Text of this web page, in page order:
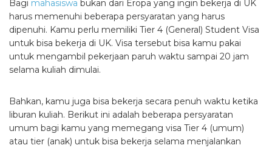
Bagi mahasiswa bukan dari Eropa yang ingin bekerja di UK
harus memenuhi beberapa persyaratan yang harus
dipenuhi. Kamu perlu memiliki Tier 4 (General) Student Visa
untuk bisa bekerja di UK. Visa tersebut bisa kamu pakai
untuk mengambil pekerjaan paruh waktu sampai 20 jam
selama kuliah dimulai.
Bahkan, kamu juga bisa bekerja secara penuh waktu ketika
liburan kuliah. Berikut ini adalah beberapa persyaratan
umum bagi kamu yang memegang visa Tier 4 (umum)
atau tier (anak) untuk bisa bekerja selama menjalankan